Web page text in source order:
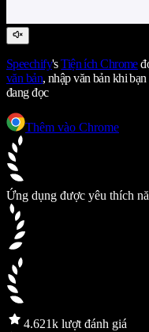
Speechify'sTiện ích Chrome
văn bản, nhập văn bản khi
đang đọc
Thêm vào Chrome
Ứng dụng được yêu thích
4.621k lượt đánh giá